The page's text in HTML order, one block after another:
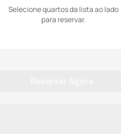
Selecione quartos da lista ao lado
para reservar.